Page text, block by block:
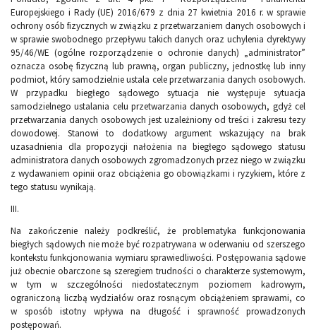
Europejskiego i Rady (UE) 2016/679 z dnia 27 kwietnia 2016 r. w sprawie
ochrony osób fizycznych w związku z przetwarzaniem danych osobowych i
w sprawie swobodnego przepływu takich danych oraz uchylenia dyrektywy
95/46/WE (ogólne rozporządzenie o ochronie danych) „administrator”
oznacza osobę fizyczną lub prawną, organ publiczny, jednostkę lub inny
podmiot, który samodzielnie ustala cele przetwarzania danych osobowych.
W przypadku biegłego sądowego sytuacja nie występuje sytuacja
samodzielnego ustalania celu przetwarzania danych osobowych, gdyż cel
przetwarzania danych osobowych jest uzależniony od treści i zakresu tezy
dowodowej. Stanowi to dodatkowy argument wskazujący na brak
uzasadnienia dla propozycji nałożenia na biegłego sądowego statusu
administratora danych osobowych zgromadzonych przez niego w związku
z wydawaniem opinii oraz obciążenia go obowiązkami i ryzykiem, które z
tego statusu wynikają.
III.
Na zakończenie należy podkreślić, że problematyka funkcjonowania
biegłych sądowych nie może być rozpatrywana w oderwaniu od szerszego
kontekstu funkcjonowania wymiaru sprawiedliwości. Postępowania sądowe
już obecnie obarczone są szeregiem trudności o charakterze systemowym,
w tym w szczególności niedostatecznym poziomem kadrowym,
ograniczoną liczbą wydziałów oraz rosnącym obciążeniem sprawami, co
w sposób istotny wpływa na długość i sprawność prowadzonych
postępowań.